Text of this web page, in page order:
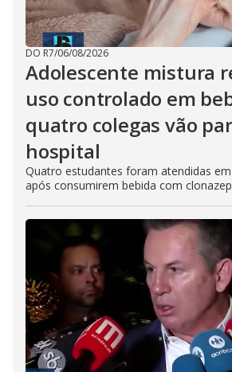
DO R7/06/08/2026
Adolescente mistura
uso controlado em
quatro colegas vão
hospital
Quatro estudantes foram atendidas em
após consumirem bebida com